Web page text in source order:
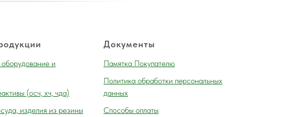
и
(осч, хч, чда)
изделия из резины
Документы
Памятка Покупателю
Политика обработки персональных
данных
Способы оплаты